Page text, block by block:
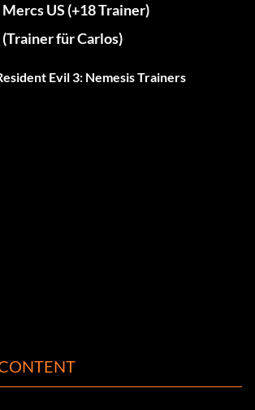
US (+18 Trainer)
für Carlos)
Evil 3: Nemesis Trainers